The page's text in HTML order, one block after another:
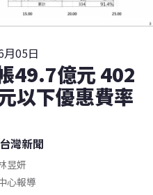
月05日
49.7億元 402
以下優惠費率
台灣新聞
昱妍
心報導